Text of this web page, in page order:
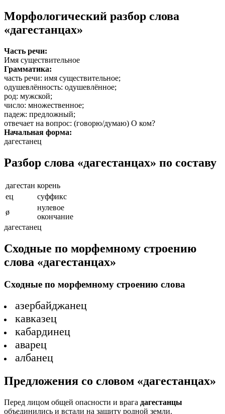
Морфологический разбор слова
«дагестанцах»
Часть речи:
Имя существительное
Грамматика:
часть речи: имя существительное;
одушевлённость: одушевлённое;
род: мужской;
число: множественное;
падеж: предложный;
отвечает на вопрос: (говорю/думаю) О ком?
Начальная форма:
дагестанец
Разбор слова «дагестанцах» по составу
дагестан корень
ец
суффикс
ø
нулевое
окончание
дагестанец
Сходные по морфемному строению
слова «дагестанцах»
Сходные по морфемному строению слова
азербайджанец
кавказец
кабардинец
аварец
албанец
Предложения со словом «дагестанцах»
Перед лицом общей опасности и врага дагестанцы
объединились и встали на защиту родной земли.